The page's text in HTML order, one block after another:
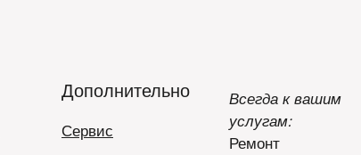
Дополнительно
Сервис
Всегда к вашим
услугам:
Ремонт